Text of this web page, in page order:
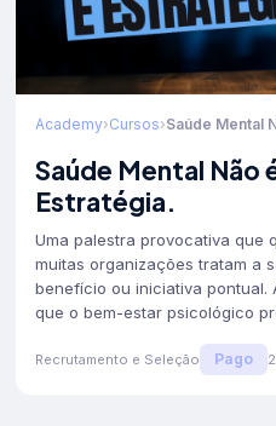
Academy›Cursos›Saúde Mental
Saúde Mental Não
Estratégia.
Uma palestra provocativa que
muitas organizações tratam a
benefício ou iniciativa pontual.
que o bem-estar psicológico
Ao trazer dados, reflexões e
Recrutamento e Seleção Pago 2